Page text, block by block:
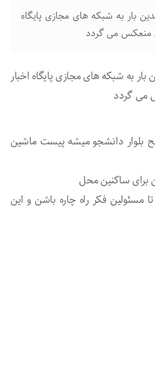
بار به شبکه های مجازی پایگاه
منعکس می گردد
به شبکه های مجازی پایگاه اخبار
می گردد
شب به بعد تا ۳ الی ۴ صبح بلوار دانشجو میشه پیست ماشین
برای ساکنین‌‌ محل
فکر راه چاره باشن و این